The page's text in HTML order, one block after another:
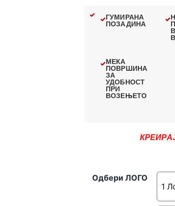
ГУМИРАНА
ПОЗАДИНА
МЕКА
ПОВРШИНА
ЗА
УДОБНОСТ
ПРИ
ВОЗЕЊЕТО
Одбери ЛОГО
1